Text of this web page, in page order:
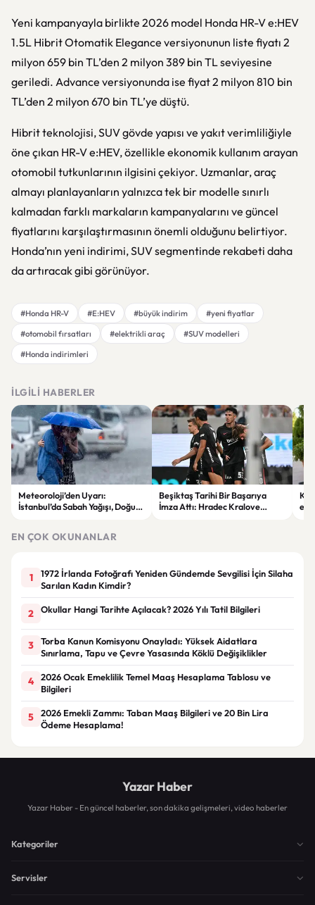
Yeni kampanyayla birlikte 2026 model Honda HR-V e:HEV
1.5L Hibrit Otomatik Elegance versiyonunun liste fiyatı 2
milyon 659 bin TL’den 2 milyon 389 bin TL seviyesine
geriledi. Advance versiyonunda ise fiyat 2 milyon 810 bin
TL’den 2 milyon 670 bin TL’ye düştü.
Hibrit teknolojisi, SUV gövde yapısı ve yakıt verimliliğiyle
öne çıkan HR-V e:HEV, özellikle ekonomik kullanım arayan
otomobil tutkunlarının ilgisini çekiyor. Uzmanlar, araç
almayı planlayanların yalnızca tek bir modelle sınırlı
kalmadan farklı markaların kampanyalarını ve güncel
fiyatlarını karşılaştırmasının önemli olduğunu belirtiyor.
Honda’nın yeni indirimi, SUV segmentinde rekabeti daha
da artıracak gibi görünüyor.
#Honda HR-V #E:HEV #büyük indirim
#yeni fiyatlar
#otomobil fırsatları
#elektrikli araç
#SUV modelleri
#Honda indirimleri
İLGILI HABERLER
Meteoroloji’den Uyarı:
İstanbul’da Sabah Yağışı, Doğu
Beşiktaş Tarihi Bir Başarıya
İmza Attı: Hradec Kralove
EN ÇOK OKUNANLAR
1
1972 İrlanda Fotoğrafı Yeniden Gündemde Sevgilisi İçin Silaha
Sarılan Kadın Kimdir?
2 Okullar Hangi Tarihte Açılacak? 2026 Yılı Tatil Bilgileri
3
Torba Kanun Komisyonu Onayladı: Yüksek Aidatlara
Sınırlama, Tapu ve Çevre Yasasında Köklü Değişiklikler
4
2026 Ocak Emeklilik Temel Maaş Hesaplama Tablosu ve
Bilgileri
5
2026 Emekli Zammı: Taban Maaş Bilgileri ve 20 Bin Lira
Ödeme Hesaplama!
Yazar Haber
Yazar Haber - En güncel haberler, son dakika gelişmeleri, video haberler
Kategoriler
Servisler